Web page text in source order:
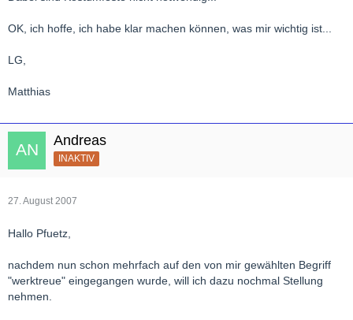
OK, ich hoffe, ich habe klar machen können, was mir wichtig ist...
LG,
Matthias
Andreas
INAKTIV
27. August 2007
Hallo Pfuetz,
nachdem nun schon mehrfach auf den von mir gewählten Begriff
"werktreue" eingegangen wurde, will ich dazu nochmal Stellung
nehmen.